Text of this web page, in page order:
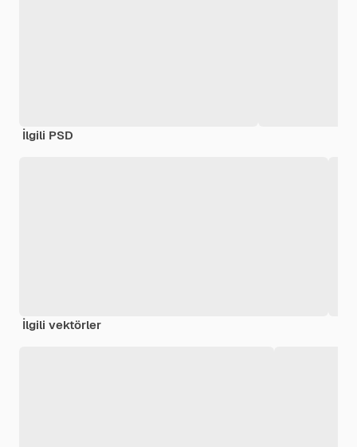
İlgili PSD
İlgili vektörler